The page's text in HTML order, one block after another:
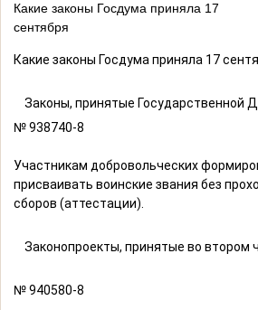
Какие законы Госдума приняла 17
сентября
Какие законы Госдума приняла 17
Законы, принятые Государственной
№ 938740-8
Участникам добровольческих
присваивать воинские звания без
сборов (аттестации).
Законопроекты, принятые во втором
№ 940580-8